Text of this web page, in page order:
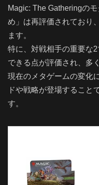
Magic: The Gatheringの
め」は再評価されており
ます。
特に、対戦相手の重要な
できる点が評価され、多
現在のメタゲームの変化
ドや戦略が登場すること
す。